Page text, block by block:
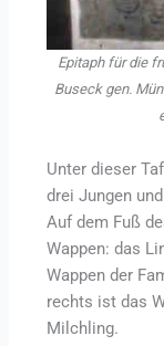
Epitaph für die
Buseck gen.
Unter dieser
drei Jungen
Auf dem Fuß
Wappen: das
Wappen der
rechts ist das
Milchling.